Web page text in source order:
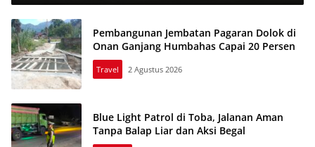
Pembangunan Jembatan Pagaran Dolok di
Onan Ganjang Humbahas Capai 20 Persen
Travel 2 Agustus 2026
Blue Light Patrol di Toba, Jalanan Aman
Tanpa Balap Liar dan Aksi Begal